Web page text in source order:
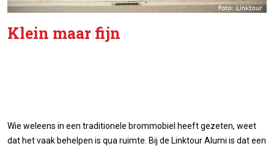
Klein maar fijn
Wie weleens in een traditionele brommobiel heeft gezeten, weet
dat het vaak behelpen is qua ruimte. Bij de Linktour Alumi is dat een